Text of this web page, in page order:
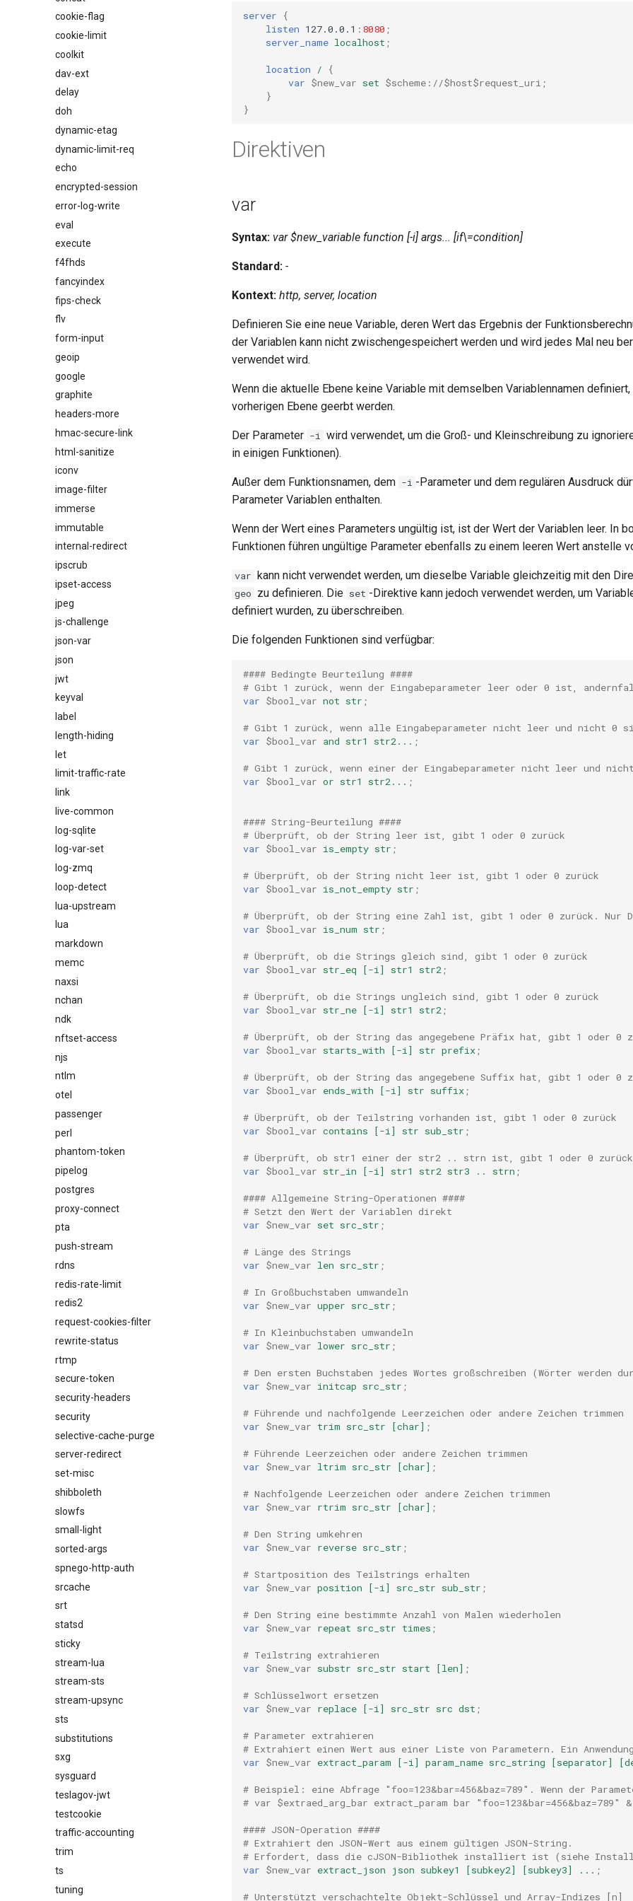
cookie-flag
cookie-limit
coolkit
dav-ext
delay
doh
dynamic-etag
dynamic-limit-req
echo
encrypted-session
error-log-write
eval
execute
f4fhds
fancyindex
fips-check
flv
form-input
geoip
google
graphite
headers-more
hmac-secure-link
html-sanitize
iconv
image-filter
immerse
immutable
internal-redirect
ipscrub
ipset-access
jpeg
js-challenge
json-var
json
jwt
keyval
label
length-hiding
let
limit-traffic-rate
link
live-common
log-sqlite
log-var-set
log-zmq
loop-detect
lua-upstream
lua
markdown
memc
naxsi
nchan
ndk
nftset-access
njs
ntlm
otel
passenger
perl
phantom-token
pipelog
postgres
proxy-connect
pta
push-stream
rdns
redis-rate-limit
redis2
request-cookies-filter
rewrite-status
rtmp
secure-token
security-headers
security
selective-cache-purge
server-redirect
set-misc
shibboleth
slowfs
small-light
sorted-args
spnego-http-auth
srcache
srt
statsd
sticky
stream-lua
stream-sts
stream-upsync
sts
substitutions
sxg
sysguard
teslagov-jwt
testcookie
traffic-accounting
trim
ts
tuning
server
{
listen 127.0.0.1 : 8080 ;
server_name localhost ;
location /
{
var $new_var set $scheme://$host$request_uri ;
}
}
Direktiven
var
Syntax: var $new_variable function [-i] args... [if\=condition]
Standard: -
Kontext: http, server, location
Definieren Sie eine neue Variable, deren Wert das Ergebnis der
der Variablen kann nicht zwischengespeichert werden und wird jedes Mal neu
verwendet wird.
Wenn die aktuelle Ebene keine Variable mit demselben Variablennamen
vorherigen Ebene geerbt werden.
Der Parameter -i wird verwendet, um die Groß- und Kleinschreibung zu
in einigen Funktionen).
Außer dem Funktionsnamen, dem -i -Parameter und dem regulären Ausdruck
Parameter Variablen enthalten.
Wenn der Wert eines Parameters ungültig ist, ist der Wert der Variablen leer. In
Funktionen führen ungültige Parameter ebenfalls zu einem leeren Wert anstelle
var kann nicht verwendet werden, um dieselbe Variable gleichzeitig mit den
geo zu definieren. Die set -Direktive kann jedoch verwendet werden, um
definiert wurden, zu überschreiben.
Die folgenden Funktionen sind verfügbar:
#### Bedingte Beurteilung ####
# Gibt 1 zurück, wenn der Eingabeparameter leer oder 0 ist,
var $bool_var not str ;
# Gibt 1 zurück, wenn alle Eingabeparameter nicht leer und nicht 0
var $bool_var and str1 str2... ;
# Gibt 1 zurück, wenn einer der Eingabeparameter nicht leer und
var $bool_var or str1 str2... ;
#### String-Beurteilung ####
# Überprüft, ob der String leer ist, gibt 1 oder 0 zurück
var $bool_var is_empty str ;
# Überprüft, ob der String nicht leer ist, gibt 1 oder 0 zurück
var $bool_var is_not_empty str ;
# Überprüft, ob der String eine Zahl ist, gibt 1 oder 0 zurück. Nur
var $bool_var is_num str ;
# Überprüft, ob die Strings gleich sind, gibt 1 oder 0 zurück
var $bool_var str_eq [-i] str1 str2 ;
# Überprüft, ob die Strings ungleich sind, gibt 1 oder 0 zurück
var $bool_var str_ne [-i] str1 str2 ;
# Überprüft, ob der String das angegebene Präfix hat, gibt 1 oder 0
var $bool_var starts_with [-i] str prefix ;
# Überprüft, ob der String das angegebene Suffix hat, gibt 1 oder 0
var $bool_var ends_with [-i] str suffix ;
# Überprüft, ob der Teilstring vorhanden ist, gibt 1 oder 0 zurück
var $bool_var contains [-i] str sub_str ;
# Überprüft, ob str1 einer der str2 .. strn ist, gibt 1 oder 0 zurück
var $bool_var str_in [-i] str1 str2 str3 .. strn ;
#### Allgemeine String-Operationen ####
# Setzt den Wert der Variablen direkt
var $new_var set src_str ;
# Länge des Strings
var $new_var len src_str ;
# In Großbuchstaben umwandeln
var $new_var upper src_str ;
# In Kleinbuchstaben umwandeln
var $new_var lower src_str ;
# Den ersten Buchstaben jedes Wortes großschreiben (Wörter werden
var $new_var initcap src_str ;
# Führende und nachfolgende Leerzeichen oder andere Zeichen trimmen
var $new_var trim src_str [char] ;
# Führende Leerzeichen oder andere Zeichen trimmen
var $new_var ltrim src_str [char] ;
# Nachfolgende Leerzeichen oder andere Zeichen trimmen
var $new_var rtrim src_str [char] ;
# Den String umkehren
var $new_var reverse src_str ;
# Startposition des Teilstrings erhalten
var $new_var position [-i] src_str sub_str ;
# Den String eine bestimmte Anzahl von Malen wiederholen
var $new_var repeat src_str times ;
# Teilstring extrahieren
var $new_var substr src_str start [len] ;
# Schlüsselwort ersetzen
var $new_var replace [-i] src_str src dst ;
# Parameter extrahieren
# Extrahiert einen Wert aus einer Liste von Parametern. Ein
var $new_var extract_param [-i] param_name src_string [separator]
# Beispiel: eine Abfrage "foo=123&bar=456&baz=789". Wenn der
# var $extraed_arg_bar extract_param bar "foo=123&bar=456&baz=789"
#### JSON-Operation ####
# Extrahiert den JSON-Wert aus einem gültigen JSON-String.
# Erfordert, dass die cJSON-Bibliothek installiert ist (siehe
var $new_var extract_json json subkey1 [subkey2] [subkey3] ... ;
# Unterstützt verschachtelte Objekt-Schlüssel und Array-Indizes [n]